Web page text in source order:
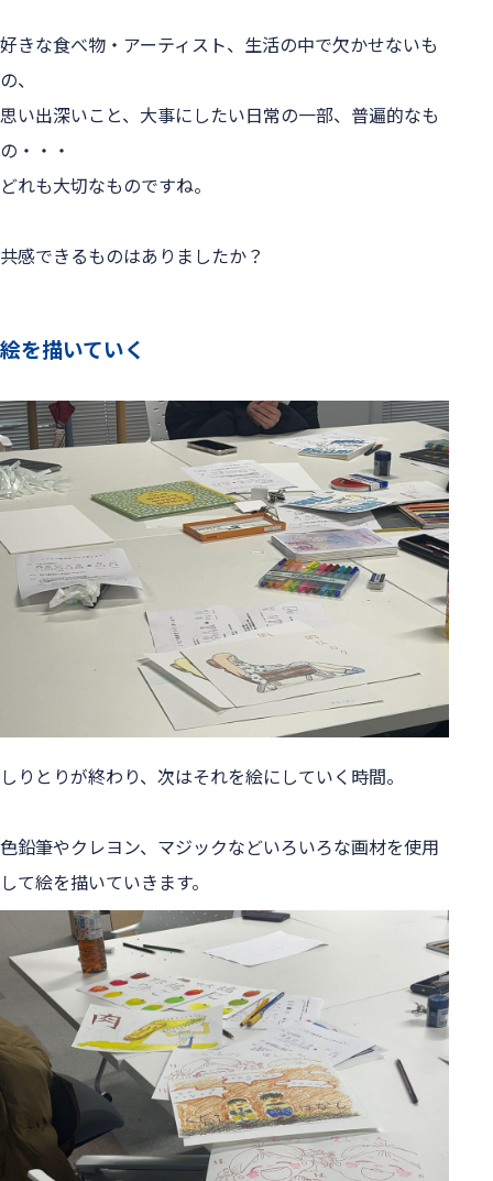
好きな食べ物・アーティスト、生活の中で欠かせないも
の、
思い出深いこと、大事にしたい日常の一部、普遍的なも
の・・・
どれも大切なものですね。
共感できるものはありましたか？
絵を描いていく
しりとりが終わり、次はそれを絵にしていく時間。
色鉛筆やクレヨン、マジックなどいろいろな画材を使用
して絵を描いていきます。